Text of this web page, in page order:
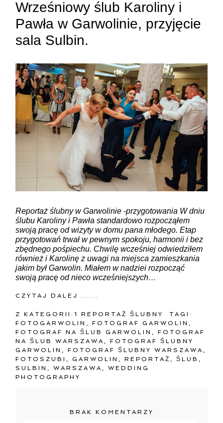
ZAMIEŚĆ KOMENTARZ
Wrześniowy ślub Karoliny i
Pawła w Garwolinie, przyjęcie
sala Sulbin.
Reportaż ślubny w Garwolinie -przygotowania W dniu
ślubu Karoliny i Pawła standardowo rozpocząłem
swoją pracę od wizyty w domu pana młodego. Etap
przygotowań trwał w pewnym spokoju, harmonii i bez
zbędnego pośpiechu. Chwilę wcześniej odwiedziłem
również i Karolinę z uwagi na miejsca zamieszkania
jakim był Garwolin. Miałem w nadziei rozpocząć
swoją pracę od nieco wcześniejszych…
CZYTAJ DALEJ ......
Z KATEGORII:1 REPORTAŻ ŚLUBNY
TAGI:
FOTOGARWOLIN
,FOTOGRAF GARWOLIN
FOTOGRAF NA ŚLUB GARWOLIN
,FOTOGRAF
NA ŚLUB WARSZAWA
,FOTOGRAF ŚLUBNY
GARWOLIN
,FOTOGRAF ŚLUBNY WARSZAWA
FOTOSZUBI
GARWOLIN ,REPORTAŻ ,ŚLUB
SULBIN
,WARSZAWA ,WEDDING
PHOTOGRAPHY
BRAK KOMENTARZY